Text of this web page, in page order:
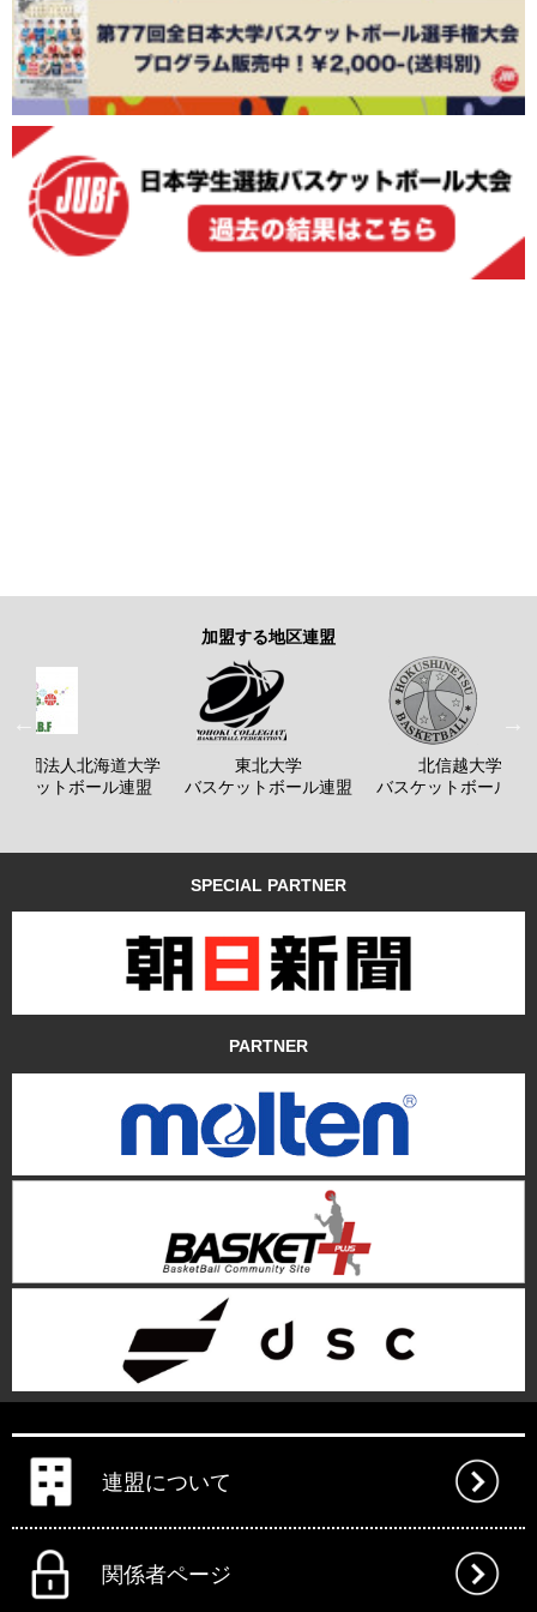
加盟する地区連盟
社団法人北海道大学
ケットボール連盟
東北大学
バスケットボール連盟
北信越大学
バスケットボール連
SPECIAL PARTNER
PARTNER
連盟について
関係者ページ